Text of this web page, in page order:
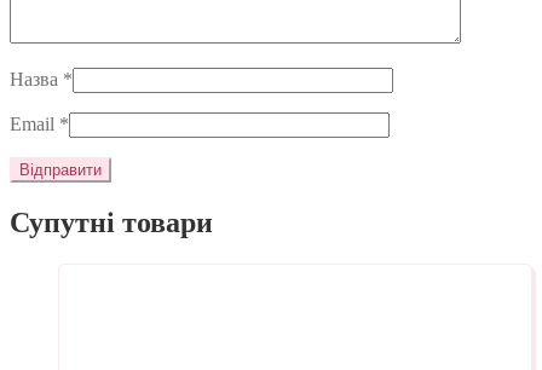
Назва *
Email *
Супутні товари